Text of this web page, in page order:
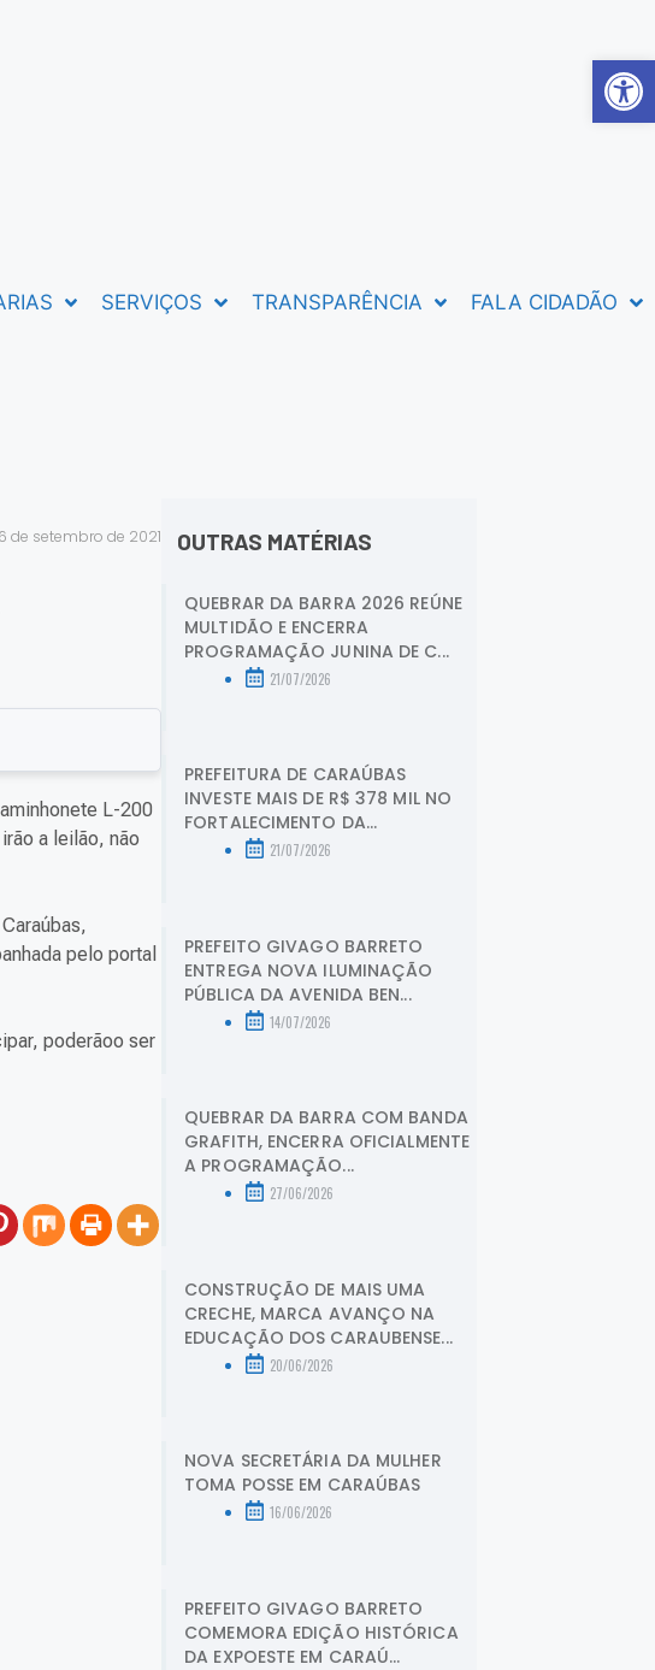
SERVIÇOS TRANSPARÊNCIA FALA CIDADÃO
6 de setembro de 2021
L-200
a leilão, não
pelo portal
poderãoo ser
OUTRAS MATÉRIAS
QUEBRAR DA BARRA 2026 REÚNE
MULTIDÃO E ENCERRA
PROGRAMAÇÃO JUNINA DE C...
21/07/2026
PREFEITURA DE CARAÚBAS
INVESTE MAIS DE R$ 378 MIL NO
FORTALECIMENTO DA...
21/07/2026
PREFEITO GIVAGO BARRETO
ENTREGA NOVA ILUMINAÇÃO
PÚBLICA DA AVENIDA BEN...
14/07/2026
QUEBRAR DA BARRA COM BANDA
GRAFITH, ENCERRA OFICIALMENTE
A PROGRAMAÇÃO...
27/06/2026
CONSTRUÇÃO DE MAIS UMA
CRECHE, MARCA AVANÇO NA
EDUCAÇÃO DOS CARAUBENSE...
20/06/2026
NOVA SECRETÁRIA DA MULHER
TOMA POSSE EM CARAÚBAS
16/06/2026
PREFEITO GIVAGO BARRETO
COMEMORA EDIÇÃO HISTÓRICA
DA EXPOESTE EM CARAÚ...
Abrir